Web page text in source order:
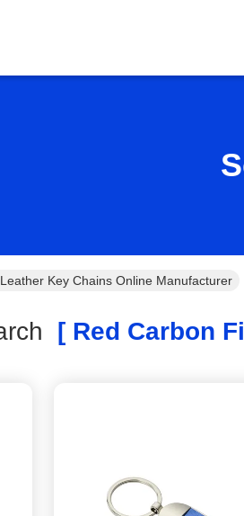
Key Chains Online Manufacturer
[ Red Carbon